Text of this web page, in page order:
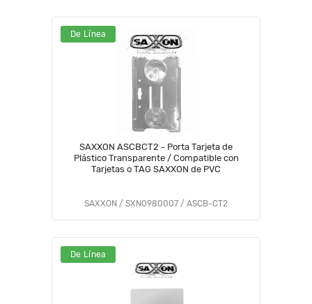
De Línea
SAXXON ASCBCT2 - Porta Tarjeta de
Plástico Transparente / Compatible con
Tarjetas o TAG SAXXON de PVC
SAXXON / SXN0980007 / ASCB-CT2
De Línea